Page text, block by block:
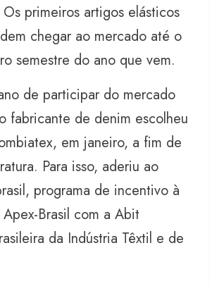
primeiros artigos elásticos
chegar ao mercado até o
semestre do ano que vem.
de participar do mercado
fabricante de denim escolheu
em janeiro, a fim de
Para isso, aderiu ao
programa de incentivo à
Brasil com a Abit
da Indústria Têxtil e de